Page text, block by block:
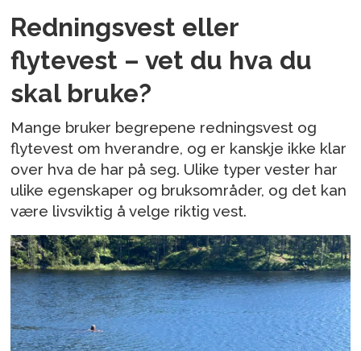
Redningsvest eller
flytevest – vet du hva du
skal bruke?
Mange bruker begrepene redningsvest og
flytevest om hverandre, og er kanskje ikke klar
over hva de har på seg. Ulike typer vester har
ulike egenskaper og bruksområder, og det kan
være livsviktig å velge riktig vest.